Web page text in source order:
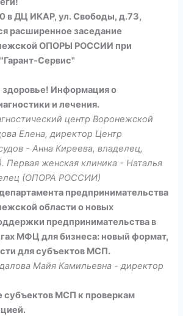
в ДЦ ИКАР, ул. Свободы, д.73,
расширенное заседание
ОПОРЫ РОССИИ при
Сервис"
здоровье! Информация о
и лечения.
центр Воронежской
Елена, директор Центр
- Анна Киреева, владелец,
женская клиника - Наталья
(ОПОРА РОССИИ)
предпринимательства
области о новых
предпринимательства в
МФЦ для бизнеса: новый формат,
для субъектов МСП.
Майя Камильевна - директор
субъектов МСП к проверкам